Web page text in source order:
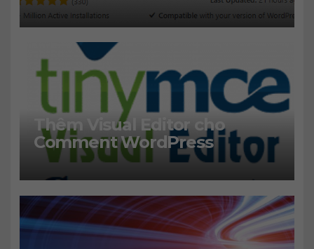
Thêm Visual Editor cho
Comment WordPress